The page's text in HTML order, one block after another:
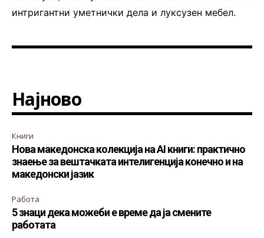
интригантни уметнички дела и луксузен мебел.
Најново
Книги
Нова македонска колекција на AI книги: практично
знаење за вештачката интелигенција конечно и на
македонски јазик
Работа
5 знаци дека можеби е време да ја смените
работата